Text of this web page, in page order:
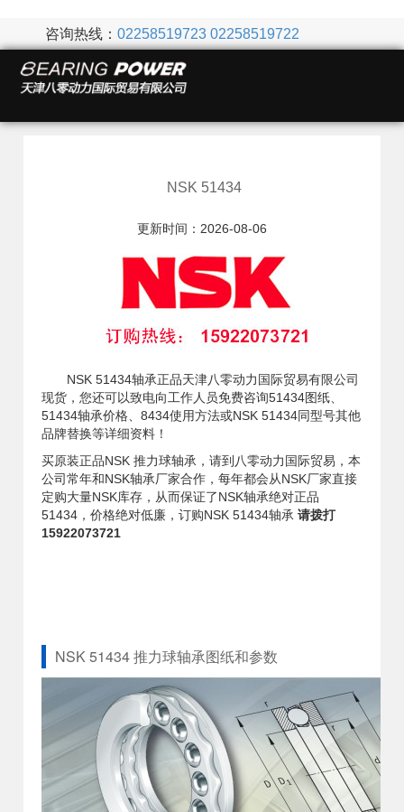
咨询热线： 02258519723 02258519722
NSK 51434
更新时间：2026-08-06
NSK 51434轴承正品天津八零动力国际贸易有限公司
现货，您还可以致电向工作人员免费咨询51434图纸、
51434轴承价格、8434使用方法或NSK 51434同型号其他
品牌替换等详细资料！
买原装正品NSK 推力球轴承，请到八零动力国际贸易，本
公司常年和NSK轴承厂家合作，每年都会从NSK厂家直接
定购大量NSK库存，从而保证了NSK轴承绝对正品
51434，价格绝对低廉，订购NSK 51434轴承请拨打
15922073721
NSK 51434 推力球轴承图纸和参数